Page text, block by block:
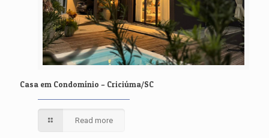
Casa em Condomínio – Criciúma/SC
Read more